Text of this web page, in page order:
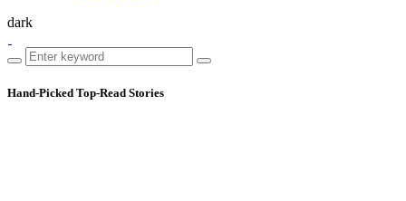
dark
Hand-Picked Top-Read Stories